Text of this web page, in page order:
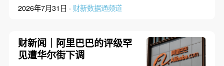
2026年7月31日 · 财新数据通频道
财新闻｜阿里巴巴的评级罕
见遭华尔街下调